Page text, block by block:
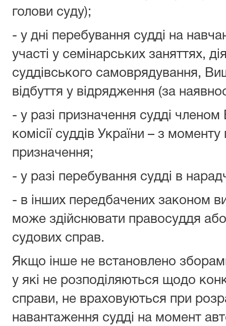
голови суду);
- у дні перебування судді на
участі у семінарських заняттях,
суддівського самоврядування,
відбуття у відрядження (за
- у разі призначення судді членом
комісії суддів України – з
призначення;
- у разі перебування судді в
- в інших передбачених законом
може здійснювати правосуддя або
судових справ.
Якщо інше не встановлено
у які не розподіляються щодо
справи, не враховуються при
навантаження судді на момент